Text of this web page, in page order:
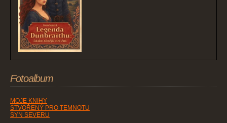
Fotoalbum
MOJE KNIHY
STVOŘENÝ PRO TEMNOTU
SYN SEVERU